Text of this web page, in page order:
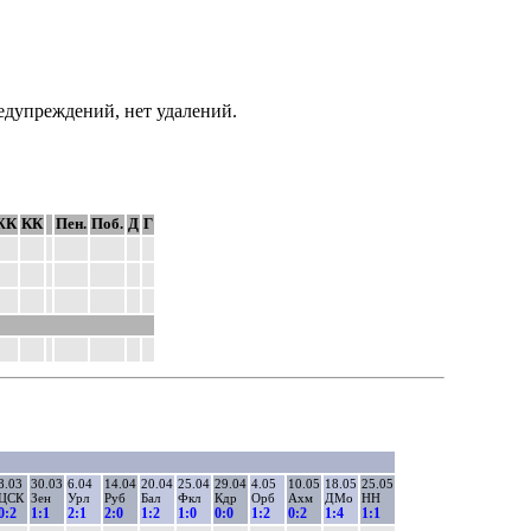
нет удалений.
КК Пен. Поб. Д Г
30.03
Зен
1:1
6.04
Урл
2:1
14.04
Руб
2:0
20.04
Бал
1:2
25.04
Фкл
1:0
29.04
Кдр
0:0
4.05
Орб
1:2
10.05
Ахм
0:2
18.05
ДМо
1:4
25.05
НН
1:1